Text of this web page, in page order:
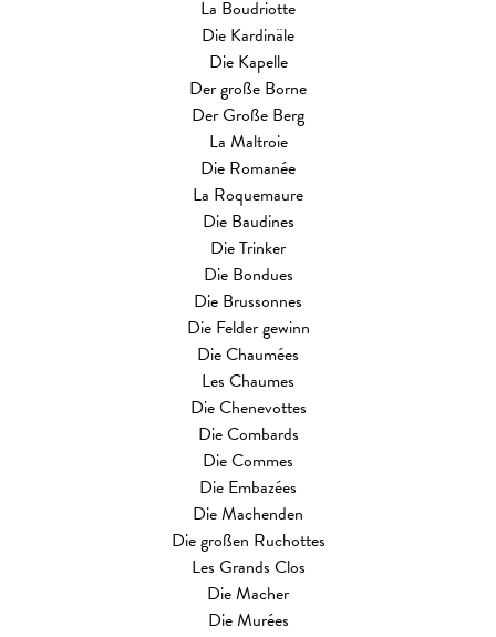
La Boudriotte
Die Kardinäle
Die Kapelle
Der große Borne
Der Große Berg
La Maltroie
Die Romanée
La Roquemaure
Die Baudines
Die Trinker
Die Bondues
Die Brussonnes
Die Felder gewinn
Die Chaumées
Les Chaumes
Die Chenevottes
Die Combards
Die Commes
Die Embazées
Die Machenden
Die großen Ruchottes
Les Grands Clos
Die Macher
Die Murées